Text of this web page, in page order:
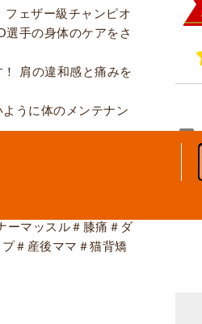
ェザー級チャンピオ
手の身体のケアをさ
肩の違和感と痛みを
うに体のメンテナン
ーマッスル＃膝痛＃ダ
＃産後ママ＃猫背矯